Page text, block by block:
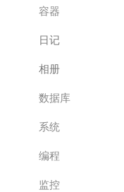
容器
日记
相册
数据库
系统
编程
监控